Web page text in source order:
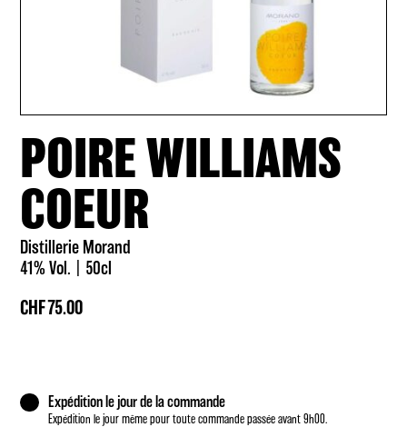
POIRE WILLIAMS
COEUR
CHF75.00
Distillerie Morand
41% Vol.
50cl
Expédition le jour de la commande
Expédition le jour même pour toute commande passée avant 9h00.